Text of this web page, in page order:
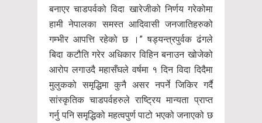
बनाएर चाडपर्वको विदा खारेजीको निर्णय गरेकोमा
हामी नेपालका समस्त आदिवासी जनजातिहरुको
गम्भीर आपत्ति रहेको छ ।” षड्यन्त्रपुर्वक ढंगले
बिदा कटौति गरेर अधिकार विहिन बनाउन खोजेको
आरोप लगाउदै महासँघले वर्षमा १ दिन विदा दिदैमा
मुलुकको समृद्धिमा कुनै असर नपर्ने जिकिर गर्दै
सांस्कृतिक चाडपर्वहरुले राष्ट्रिय मान्यता प्राप्त
गर्नु पनि समृद्धिको महत्वपुर्ण पाटो भएको जनाएको छ